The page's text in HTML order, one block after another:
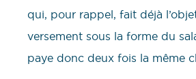
qui, pour rappel, fait déjà
versement sous la forme du
paye donc deux fois la même